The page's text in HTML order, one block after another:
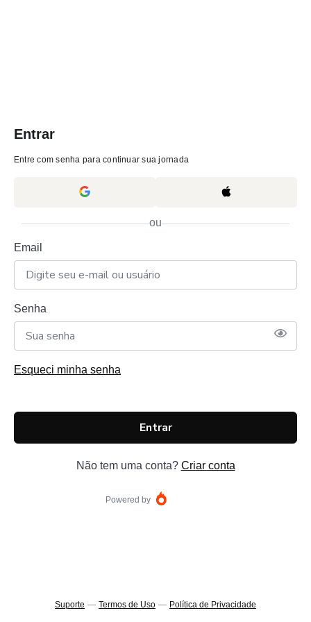
Entrar
Entre com senha para continuar sua jornada
ou
Email
Senha
Esqueci minha senha
Entrar
Não tem uma conta? Criar conta
Powered by
Suporte — Termos de Uso — Política de Privacidade